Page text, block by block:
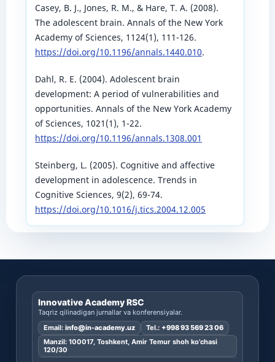
Casey, B. J., Jones, R. M., & Hare, T. A. (2008).
The adolescent brain. Annals of the New York
Academy of Sciences, 1124(1), 111-126.
https://doi.org/10.1196/annals.1440.010.
Dahl, R. E. (2004). Adolescent brain
development: A period of vulnerabilities and
opportunities. Annals of the New York Academy
of Sciences, 1021(1), 1-22.
https://doi.org/10.1196/annals.1308.001
Steinberg, L. (2005). Cognitive and affective
development in adolescence. Trends in
Cognitive Sciences, 9(2), 69-74.
https://doi.org/10.1016/j.tics.2004.12.005
Innovative Academy RSC
Taqriz qilinadigan jurnallar va konferensiyalar.
Email: info@in-academy.uz Tel.: +998 93 569 23 06
Manzil: 100017, Toshkent, Amir Temur shoh ko’chasi
120/30